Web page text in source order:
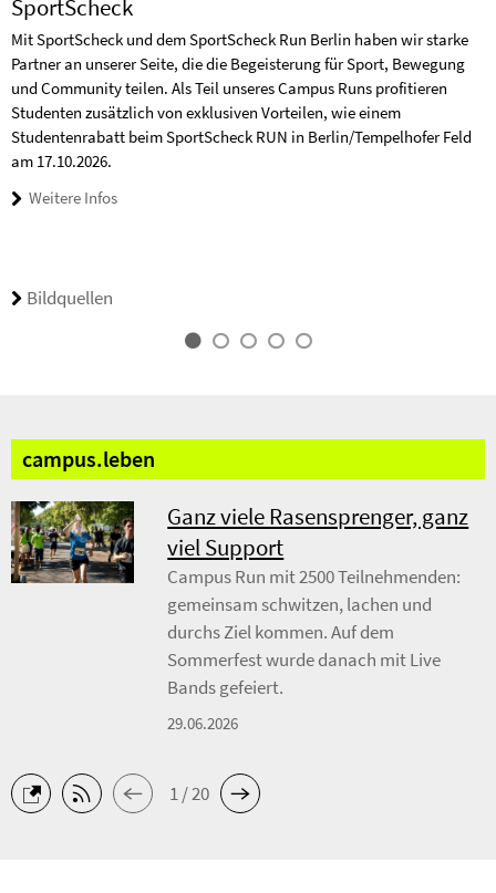
SportScheck
Mit SportScheck und dem SportScheck Run Berlin haben wir starke
Partner an unserer Seite, die die Begeisterung für Sport, Bewegung
und Community teilen. Als Teil unseres Campus Runs profitieren
Studenten zusätzlich von exklusiven Vorteilen, wie einem
Studentenrabatt beim SportScheck RUN in Berlin/Tempelhofer Feld
am 17.10.2026.
Weitere Infos
Bildquellen
campus.leben
Ganz viele Rasensprenger, ganz
viel Support
Campus Run mit 2500 Teilnehmenden:
gemeinsam schwitzen, lachen und
durchs Ziel kommen. Auf dem
Sommerfest wurde danach mit Live
Bands gefeiert.
29.06.2026
1 / 20